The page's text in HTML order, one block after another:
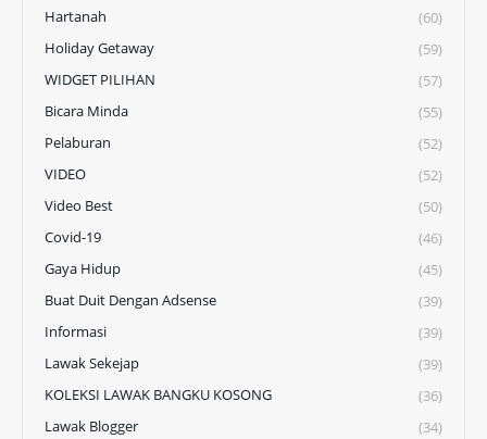
Hartanah
(60)
Holiday Getaway
(59)
WIDGET PILIHAN
(57)
Bicara Minda
(55)
Pelaburan
(52)
VIDEO
(52)
Video Best
(50)
Covid-19
(46)
Gaya Hidup
(45)
Buat Duit Dengan Adsense
(39)
Informasi
(39)
Lawak Sekejap
(39)
KOLEKSI LAWAK BANGKU KOSONG
(36)
Lawak Blogger
(34)